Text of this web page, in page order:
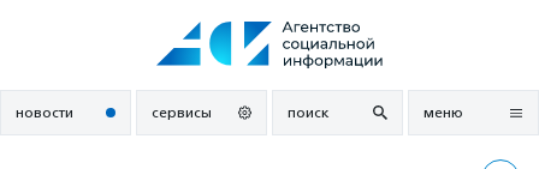
новости сервисы поиск меню